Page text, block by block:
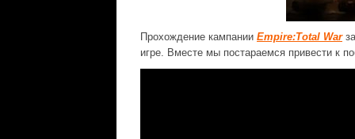
Прохождение кампании Empire:Total War
игре. Вместе мы постараемся привести к